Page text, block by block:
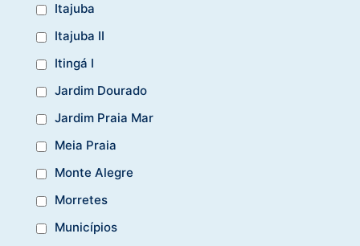
Itajuba
Itajuba II
Itingá I
Jardim Dourado
Jardim Praia Mar
Meia Praia
Monte Alegre
Morretes
Municípios